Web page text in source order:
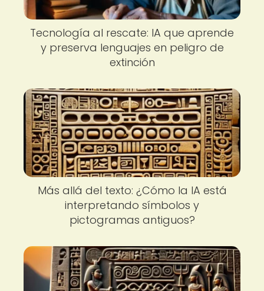
Tecnología al rescate: IA que aprende
y preserva lenguajes en peligro de
extinción
Más allá del texto: ¿Cómo la IA está
interpretando símbolos y
pictogramas antiguos?